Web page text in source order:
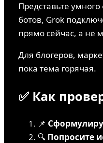
Представьте
ботов, Grok
прямо сейчас, а не
Для блогеров,
пока тема горячая.
✅ Как
📌
🔍 Попросите